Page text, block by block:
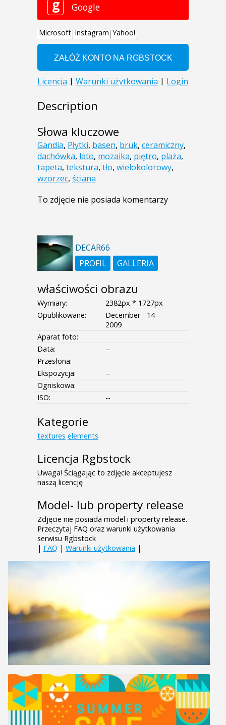
Description
Słowa kluczowe
Gandia, Płytki, basen, bruk, ceramiczny,
dachówka, lato, mozaika, piętro, plaża,
tapeta, tekstura, tło, wielokolorowy,
wzorzec, ściana
To zdjęcie nie posiada komentarzy
DECAR66
PROFIL
GALLERIA
właściwości obrazu
Wymiary:
2382px * 1727px
Opublikowane:
December - 14 -
2009
Aparat foto:
Data:
--
Przesłona:
--
Ekspozycja:
--
Ogniskowa:
ISO:
--
Kategorie
textures elements
Licencja Rgbstock
Uwaga! Ściągając to zdjęcie akceptujesz
naszą licencję
Model- lub property release
Zdjęcie nie posiada model i property release.
Przeczytaj FAQ oraz warunki użytkowania
serwisu Rgbstock
| FAQ | Warunki użytkowania |